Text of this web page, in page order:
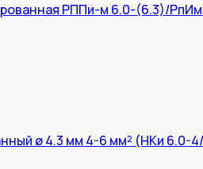
РППи-м 6.0-(6.3)/
ø 4.3 мм 4-6 мм² (НКи 6.0-